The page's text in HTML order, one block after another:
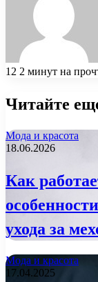
12 2 минут на
Читайте
Мода и красота
18.06.2026
Как
ухода за
Мода и красота
17.04.2025